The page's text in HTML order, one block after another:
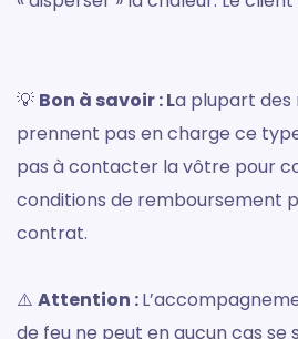
💡 Bon à savoir : La plupart des
prennent pas en charge ce
pas à contacter la vôtre pour
conditions de remboursement
contrat.
⚠️ Attention :
de feu ne peut en aucun cas se